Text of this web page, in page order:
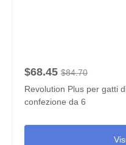
$68.45 $84.70
Revolution Plus per gatti
confezione da 6